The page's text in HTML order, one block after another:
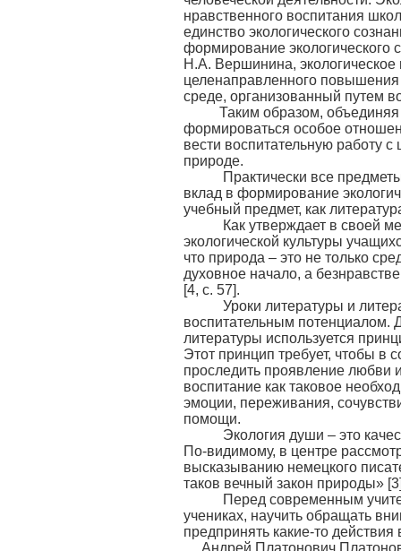
нравственного воспитания
единство экологического
формирование экологического
Н.А. Вершинина, экологическое
целенаправленного
среде, организованный путем
Таким образом, объединяя
формироваться особое
вести воспитательную работу
природе.
Практически все
вклад в формирование
учебный предмет, как
Как утверждает в своей
экологической культуры
что природа – это не только
духовное начало, а
[4, с. 57].
Уроки литературы и
воспитательным потенциалом.
литературы используется
Этот принцип требует, чтобы в
проследить проявление любви
воспитание как таковое
эмоции, переживания,
помощи.
Экология души – это
По-видимому, в центре
высказыванию немецкого
таков вечный закон природы»
Перед современным
учениках, научить обращать
предпринять какие-то
Андрей Платонович